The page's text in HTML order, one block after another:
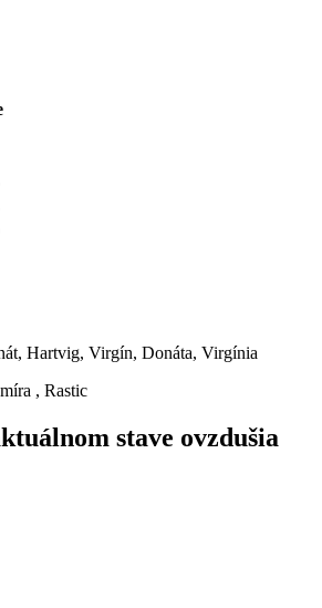
Hartvig, Virgín, Donáta, Virgínia
, Rastic
stave ovzdušia